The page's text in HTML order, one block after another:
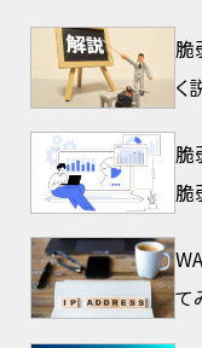
脆
く
脆
脆
て